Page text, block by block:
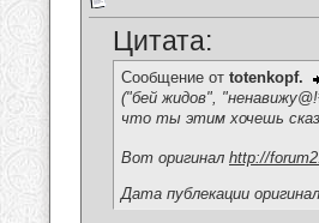
Цитата:
Сообщение от totenkopf.
("бей жидов",
что ты этим хочешь
Вот оригинал http://
Дата публекации